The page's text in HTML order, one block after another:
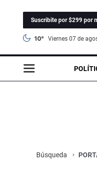
Suscribite por $299 por
10° viernes 07 de
Búsqueda